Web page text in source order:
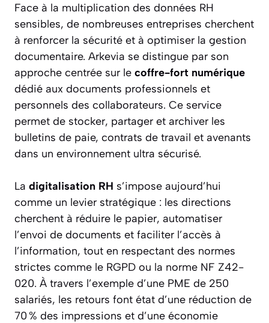
Face à la multiplication des données RH
sensibles, de nombreuses entreprises cherchent
à renforcer la sécurité et à optimiser la gestion
documentaire. Arkevia se distingue par son
approche centrée sur le coffre-fort numérique
dédié aux documents professionnels et
personnels des collaborateurs. Ce service
permet de stocker, partager et archiver les
bulletins de paie, contrats de travail et avenants
dans un environnement ultra sécurisé.
La digitalisation RH s’impose aujourd’hui
comme un levier stratégique : les directions
cherchent à réduire le papier, automatiser
l’envoi de documents et faciliter l’accès à
l’information, tout en respectant des normes
strictes comme le RGPD ou la norme NF Z42-
020. À travers l’exemple d’une PME de 250
salariés, les retours font état d’une réduction de
70 % des impressions et d’une économie